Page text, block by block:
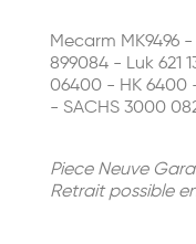
Mecarm MK9496
899084 - Luk 621
06400 - HK 6400 -
- SACHS 3000
Piece Neuve
Retrait possible